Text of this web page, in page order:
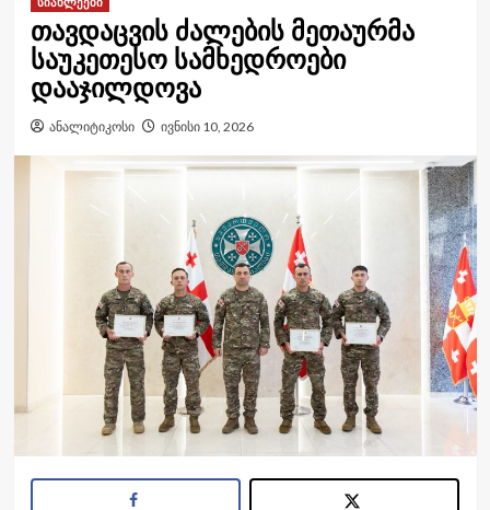
თავდაცვის ძალების მეთაურმა
საუკეთესო სამხედროები
დააჯილდოვა
ანალიტიკოსი ივნისი 10, 2026